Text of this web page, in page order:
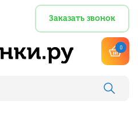
Заказать звонок
0